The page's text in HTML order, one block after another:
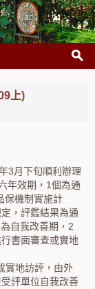
上)
3月下旬順利辦理
年效期，1個為通
保機制實施計
，評鑑結果為通
自我改善期，2
書面審查或實地
實地訪評，由外
評單位自我改善